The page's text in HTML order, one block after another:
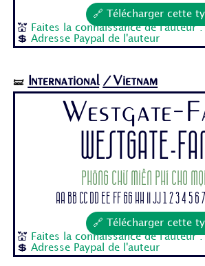
🔗 Télécharger cette
💒
Faites la connaissance de l'auteur :
💲Adresse Paypal de l'auteur
🝛 International /Vietnam
Westgate-
Westgate-
Phông chữ miễn phí cho
Aa Bb Cc Dd Ee Ff Gg Hh Ii Jj 1 2 3 4 5 6
🔗 Télécharger cette
💒
Faites la connaissance de l'auteur
💲Adresse Paypal de l'auteur